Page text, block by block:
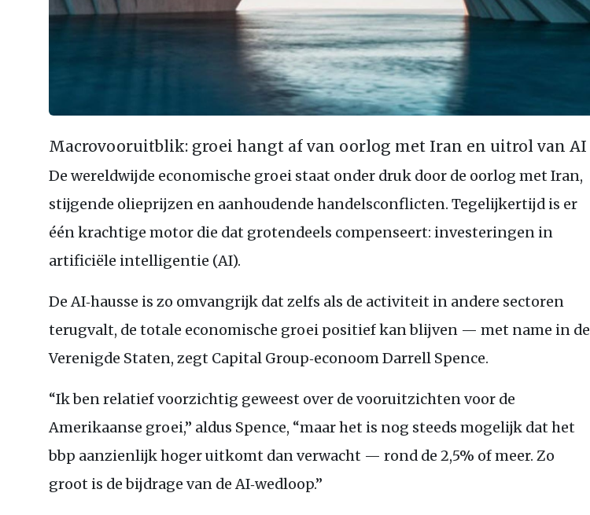
Macrovooruitblik: groei hangt af van oorlog met Iran en uitrol van AI
De wereldwijde economische groei staat onder druk door de oorlog met Iran,
stijgende olieprijzen en aanhoudende handelsconflicten. Tegelijkertijd is er
één krachtige motor die dat grotendeels compenseert: investeringen in
artificiële intelligentie (AI).
De AI‑hausse is zo omvangrijk dat zelfs als de activiteit in andere sectoren
terugvalt, de totale economische groei positief kan blijven — met name in de
Verenigde Staten, zegt Capital Group‑econoom Darrell Spence.
“Ik ben relatief voorzichtig geweest over de vooruitzichten voor de
Amerikaanse groei,” aldus Spence, “maar het is nog steeds mogelijk dat het
bbp aanzienlijk hoger uitkomt dan verwacht — rond de 2,5% of meer. Zo
groot is de bijdrage van de AI‑wedloop.”